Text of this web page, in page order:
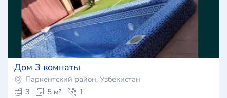
Дом 3 комнаты
Паркентский район, Узбекистан
3
5 м² 1